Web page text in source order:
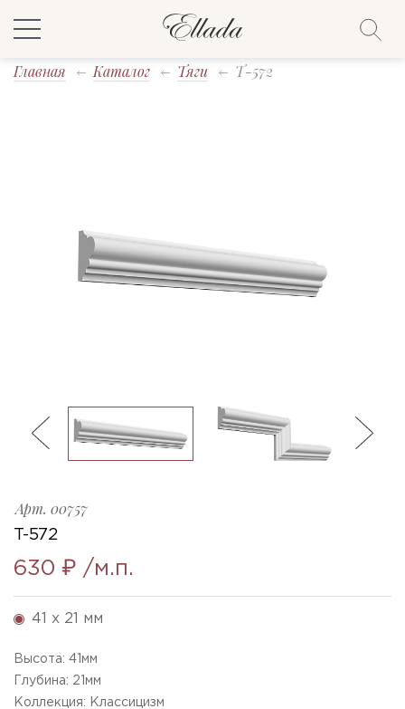
Главная Каталог Тяги T-572
Арт. 00757
T-572
630 ₽ /м.п.
41 x 21 мм
Высота: 41 мм
Глубина: 21 мм
Коллекция: Классицизм